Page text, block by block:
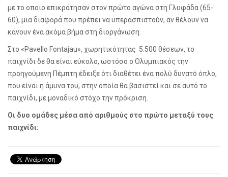
με το οποίο επικράτησαν στον πρώτο αγώνα στη Γλυφάδα (65-
60), μια διαφορά που πρέπει να υπερασπιστούν, αν θέλουν να
κάνουν ένα ακόμα βήμα στη διοργάνωση.
Στο «Pavello Fontajau», χωρητικότητας 5.500 θέσεων, το
παιχνίδι δε θα είναι εύκολο, ωστόσο ο Ολυμπιακός την
προηγούμενη Πέμπτη έδειξε ότι διαθέτει ένα πολύ δυνατό όπλο,
που είναι η άμυνα του, στην οποία θα βασιστεί και σε αυτό το
παιχνίδι, με μοναδικό στόχο την πρόκριση.
Οι δυο ομάδες μέσα από αριθμούς στο πρώτο μεταξύ τους
παιχνίδι: